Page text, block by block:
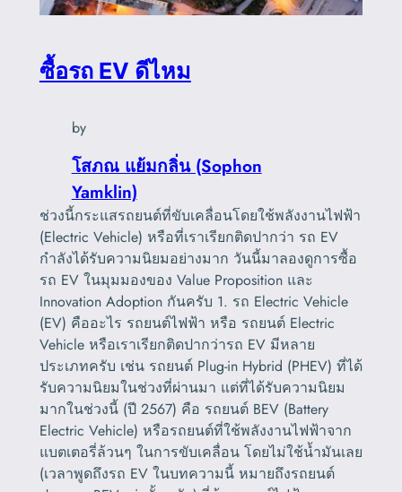
ซื้อรถ EV ดีไหม
by
โสภณ แย้มกลิ่น (Sophon
Yamklin)
ช่วงนี้กระแสรถยนต์ที่ขับเคลื่อนโดยใช้พลังงานไฟฟ้า
(Electric Vehicle) หรือที่เราเรียกติดปากว่า รถ EV
กำลังได้รับความนิยมอย่างมาก วันนี้มาลองดูการซื้อ
รถ EV ในมุมมองของ Value Proposition และ
Innovation Adoption กันครับ 1. รถ Electric Vehicle
(EV) คืออะไร รถยนต์ไฟฟ้า หรือ รถยนต์ Electric
Vehicle หรือเราเรียกติดปากว่ารถ EV มีหลาย
ประเภทครับ เช่น รถยนต์ Plug-in Hybrid (PHEV) ที่ได้
รับความนิยมในช่วงที่ผ่านมา แต่ที่ได้รับความนิยม
มากในช่วงนี้ (ปี 2567) คือ รถยนต์ BEV (Battery
Electric Vehicle) หรือรถยนต์ที่ใช้พลังงานไฟฟ้าจาก
แบตเตอรี่ล้วนๆ ในการขับเคลื่อน โดยไม่ใช้น้ำมันเลย
(เวลาพูดถึงรถ EV ในบทความนี้ หมายถึงรถยนต์